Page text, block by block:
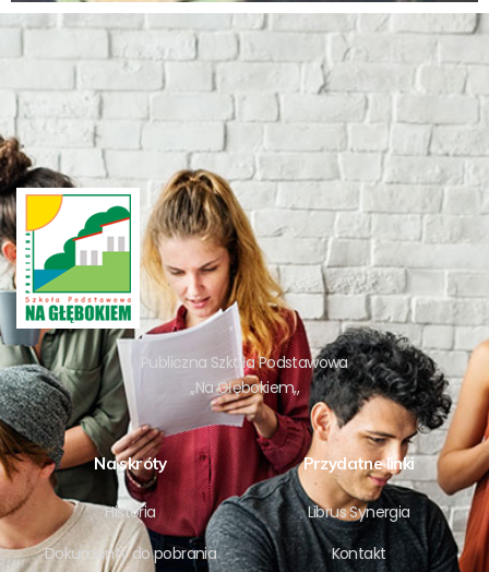
Publiczna Szkoła Podstawowa
,,Na Głębokiem,,
Na skróty
Historia
Dokumenty do pobrania
Przydatne linki
Librus Synergia
Kontakt